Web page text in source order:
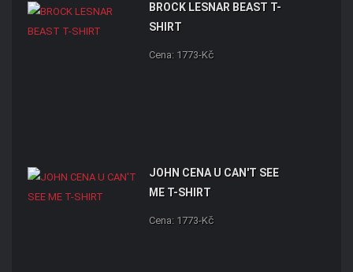
BROCK LESNAR BEAST T-
SHIRT
Cena: 1773-Kč
JOHN CENA U CAN'T SEE
ME T-SHIRT
Cena: 1773-Kč